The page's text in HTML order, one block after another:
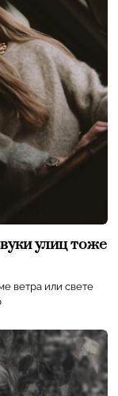
улиц тоже
ветра или свете